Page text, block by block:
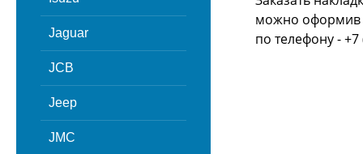
Jaguar
JCB
Jeep
JMC
можно оформив
по телефону -